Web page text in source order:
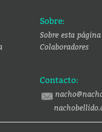
Sobre:
Sobre esta página
Colaboradores
Contacto: